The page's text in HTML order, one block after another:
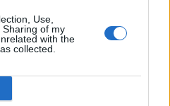
Use,
of my
with the
collected.
hírarchívumához
előfizetéses
tartalmazza: